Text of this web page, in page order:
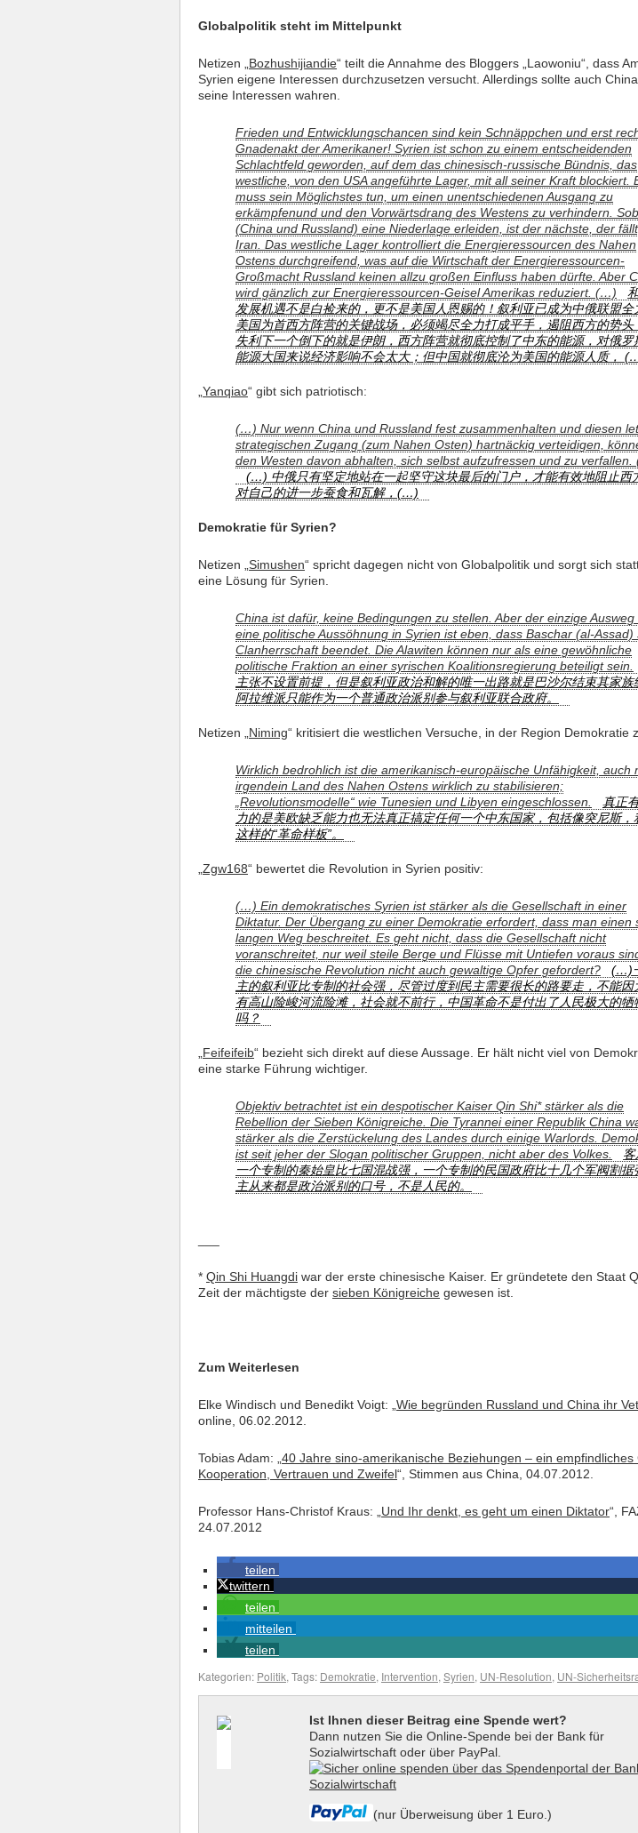
Globalpolitik steht im Mittelpunkt
Netizen „Bozhushijiandie“ teilt die Annahme des Bloggers „Laowoniu“, dass
Syrien eigene Interessen durchzusetzen versucht. Allerdings sollte auch
seine Interessen wahren.
Frieden und Entwicklungschancen sind kein Schnäppchen und erst
Gnadenakt der Amerikaner! Syrien ist schon zu einem entscheidenden
Schlachtfeld geworden, auf dem das chinesisch-russische Bündnis, das
westliche, von den USA angeführte Lager, mit all seiner Kraft blockiert.
muss sein Möglichstes tun, um einen unentschiedenen Ausgang zu
erkämpfenund und den Vorwärtsdrang des Westens zu verhindern.
(China und Russland) eine Niederlage erleiden, ist der nächste, der
Iran. Das westliche Lager kontrolliert die Energieressourcen des Nahen
Ostens durchgreifend, was auf die Wirtschaft der Energieressourcen-
Großmacht Russland keinen allzu großen Einfluss haben dürfte. Aber
wird gänzlich zur Energieressourcen-Geisel Amerikas reduziert. (…)
发展机遇不是白捡来的，更不是美国人恩赐的！叙利亚已成为中俄联盟全
美国为首西方阵营的关键战场，必须竭尽全力打成平手，遏阻西方的势头
失利下一个倒下的就是伊朗，西方阵营就彻底控制了中东的能源，对俄罗
能源大国来说经济影响不会太大；但中国就彻底沦为美国的能源人质，
„Yanqiao“ gibt sich patriotisch:
(…) Nur wenn China und Russland fest zusammenhalten und diesen
strategischen Zugang (zum Nahen Osten) hartnäckig verteidigen,
den Westen davon abhalten, sich selbst aufzufressen und zu
(…) 中俄只有坚定地站在一起坚守这块最后的门户，才能有效地阻止西
对自己的进一步蚕食和瓦解，(…)
Demokratie für Syrien?
Netizen „Simushen“ spricht dagegen nicht von Globalpolitik und sorgt sich
eine Lösung für Syrien.
China ist dafür, keine Bedingungen zu stellen. Aber der einzige Ausweg
eine politische Aussöhnung in Syrien ist eben, dass Baschar (al-Assad)
Clanherrschaft beendet. Die Alawiten können nur als eine gewöhnliche
politische Fraktion an einer syrischen Koalitionsregierung beteiligt sein.
主张不设置前提，但是叙利亚政治和解的唯一出路就是巴沙尔结束其家族
阿拉维派只能作为一个普通政治派别参与叙利亚联合政府。
Netizen „Niming“ kritisiert die westlichen Versuche, in der Region Demokratie
Wirklich bedrohlich ist die amerikanisch-europäische Unfähigkeit, auch
irgendein Land des Nahen Ostens wirklich zu stabilisieren;
„Revolutionsmodelle“ wie Tunesien und Libyen eingeschlossen.
真正
力的是美欧缺乏能力也无法真正搞定任何一个中东国家，包括像突尼斯，
这样的“革命样板”。
„Zgw168“ bewertet die Revolution in Syrien positiv:
(…) Ein demokratisches Syrien ist stärker als die Gesellschaft in einer
Diktatur. Der Übergang zu einer Demokratie erfordert, dass man einen
langen Weg beschreitet. Es geht nicht, dass die Gesellschaft nicht
voranschreitet, nur weil steile Berge und Flüsse mit Untiefen voraus
die chinesische Revolution nicht auch gewaltige Opfer gefordert?
(…)
主的叙利亚比专制的社会强，尽管过度到民主需要很长的路要走，不能因
有高山险峻河流险滩，社会就不前行，中国革命不是付出了人民极大的牺
吗？
„Feifeifeib“ bezieht sich direkt auf diese Aussage. Er hält nicht viel von
eine starke Führung wichtiger.
Objektiv betrachtet ist ein despotischer Kaiser Qin Shi* stärker als die
Rebellion der Sieben Königreiche. Die Tyrannei einer Republik China
stärker als die Zerstückelung des Landes durch einige Warlords.
ist seit jeher der Slogan politischer Gruppen, nicht aber des Volkes.
客
一个专制的秦始皇比七国混战强，一个专制的民国政府比十几个军阀割据
主从来都是政治派别的口号，不是人民的。
* Qin Shi Huangdi war der erste chinesische Kaiser. Er gründetete den Staat
Zeit der mächtigste der sieben Königreiche gewesen ist.
Zum Weiterlesen
Elke Windisch und Benedikt Voigt: „Wie begründen Russland und China ihr
online, 06.02.2012.
Tobias Adam: „40 Jahre sino-amerikanische Beziehungen – ein empfindliches
Kooperation, Vertrauen und Zweifel“, Stimmen aus China, 04.07.2012.
Professor Hans-Christof Kraus: „Und Ihr denkt, es geht um einen Diktator“,
24.07.2012
teilen
twittern
teilen
mitteilen
teilen
Kategorien: Politik, Tags: Demokratie, Intervention, Syrien, UN-Resolution, UN-
Ist Ihnen dieser Beitrag eine Spende wert?
Dann nutzen Sie die Online-Spende bei der Bank für
Sozialwirtschaft oder über PayPal.
(nur Überweisung über 1 Euro.)